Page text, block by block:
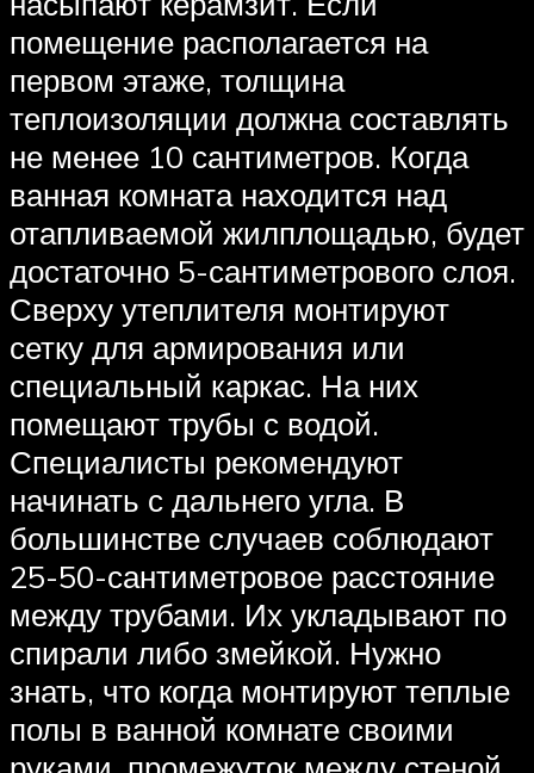
помещение располагается на
первом этаже, толщина
теплоизоляции должна составлять
не менее 10 сантиметров. Когда
ванная комната находится над
отапливаемой жилплощадью, будет
достаточно 5-сантиметрового слоя.
Сверху утеплителя монтируют
сетку для армирования или
специальный каркас. На них
помещают трубы с водой.
Специалисты рекомендуют
начинать с дальнего угла. В
большинстве случаев соблюдают
25-50-сантиметровое расстояние
между трубами. Их укладывают по
спирали либо змейкой. Нужно
знать, что когда монтируют теплые
полы в ванной комнате своими